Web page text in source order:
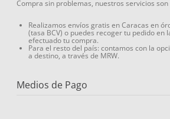
Compra sin problemas, nuestros servicios son
Realizamos envíos gratis en Caracas en
(tasa BCV) o puedes recoger tu pedido en
efectuado tu compra.
Para el resto del país: contamos con la
a destino, a través de MRW.
Medios de Pago